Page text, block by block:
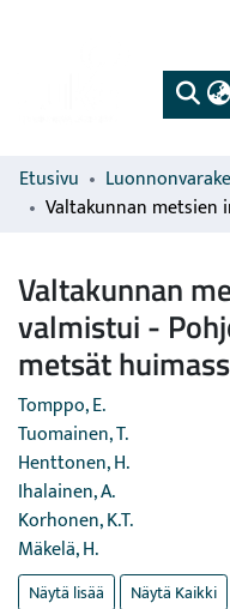
Etusivu
Valtakunnan
valmistui -
metsät
Tomppo, E.
Tuomainen, T.
Henttonen, H.
Ihalainen, A.
Korhonen, K.T.
Mäkelä, H.
Näytä lisää Näytä Kaikki